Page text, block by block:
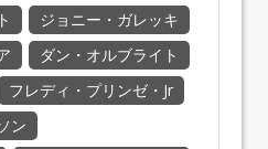
ジョニー・ガレッキ
ダン・オルブライト
フレディ・プリンゼ・Jr
ン